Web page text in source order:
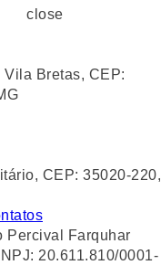
close
Vila Bretas, CEP:
CEP: 35020-220,
Percival Farquhar
20.611.810/0001-